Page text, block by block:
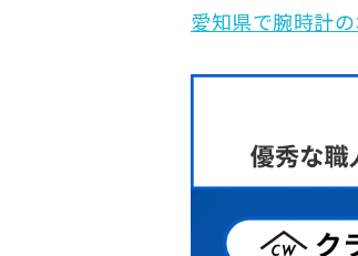
愛知県で腕時計